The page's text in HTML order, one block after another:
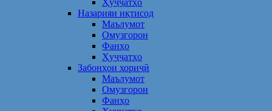
Ҳуҷҷатҳо
Назарияи иқтисод
Маълумот
Омузгорон
Фанҳо
Ҳуҷҷатҳо
Забонҳои хориҷӣ
Маълумот
Омузгорон
Фанҳо